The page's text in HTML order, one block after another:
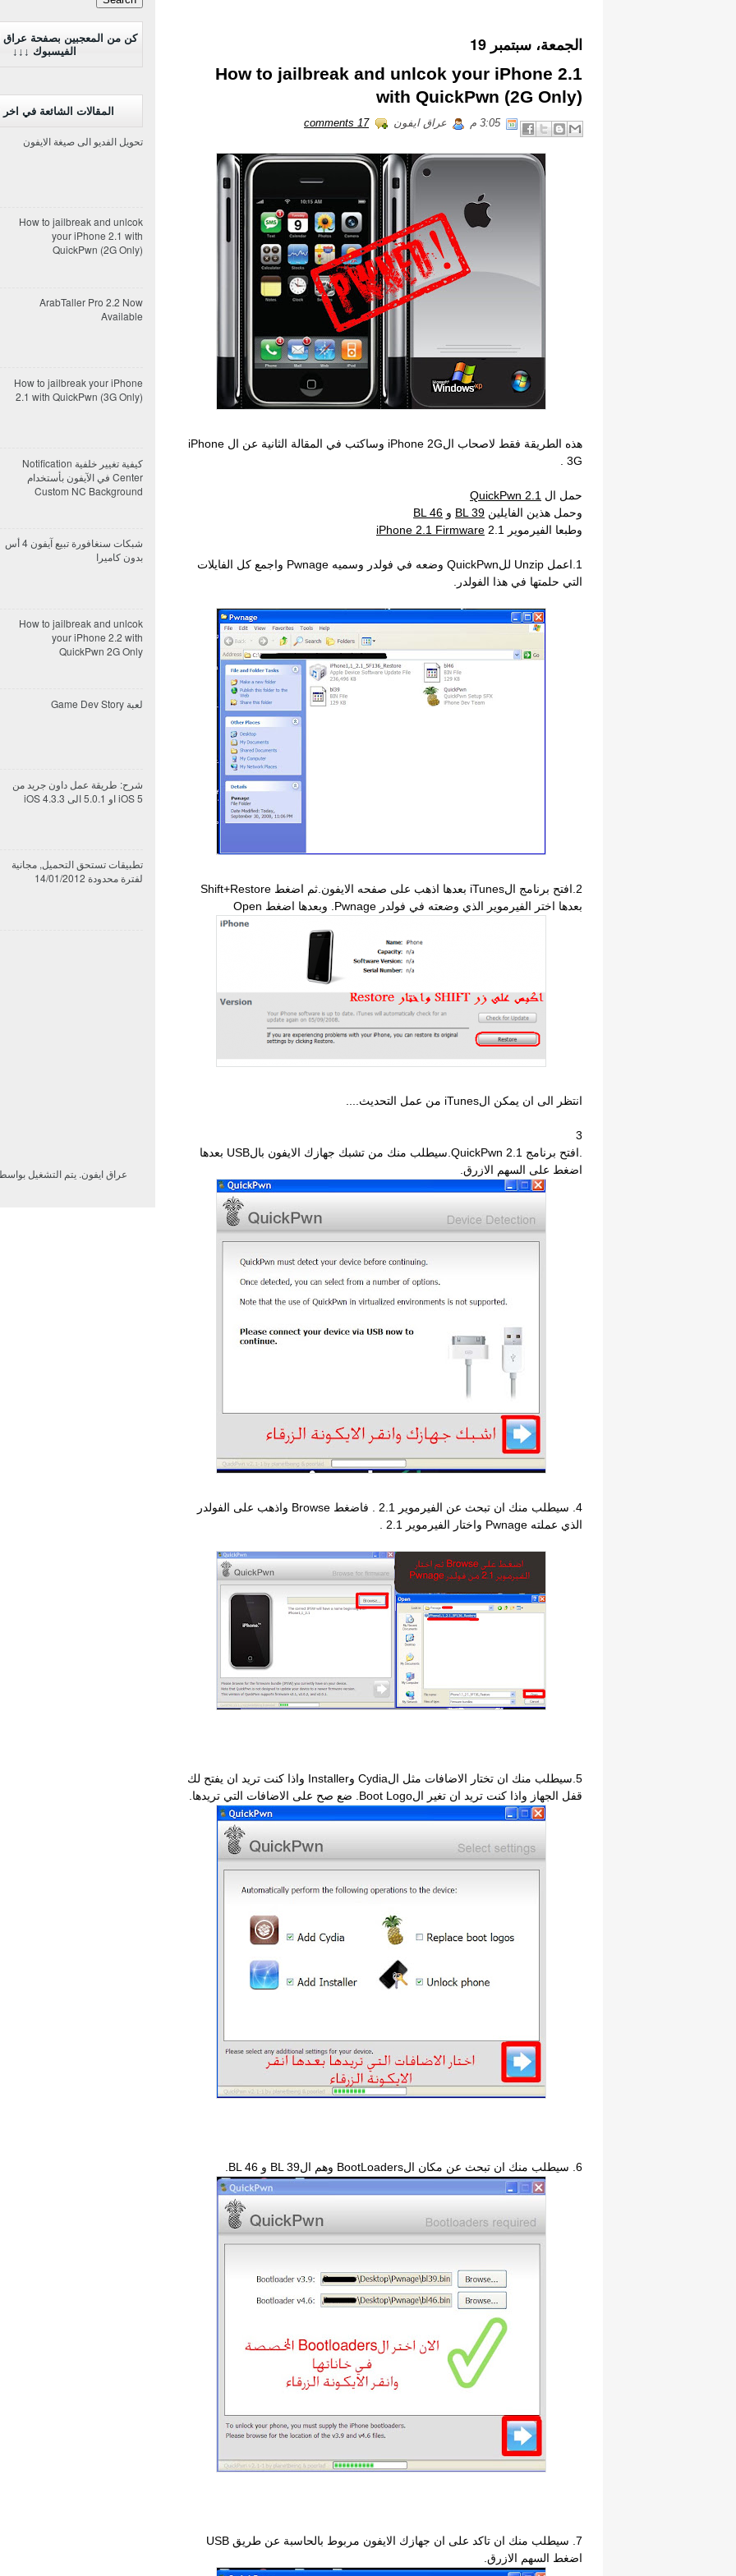
الجمعة، سبتمبر 19
How to jailbreak and unlcok your iPhone 2.1
with QuickPwn (2G Only)
3:05 م عراق ايفون 17 comments
هذه الطريقة فقط لاصحاب الiPhone 2G وساكتب في المقالة الثانية عن ال iPhone
3G .
حمل ال QuickPwn 2.1
وحمل هذين الفايلين BL 39 و BL 46
وطبعا الفيرموير 2.1
iPhone 2.1 Firmware
1.اعمل Unzip للQuickPwn وضعه في فولدر وسميه Pwnage واجمع كل الفايلات
التي حلمتها في هذا الفولدر.
2.افتح برنامج الiTunes بعدها اذهب على صفحه الايفون.ثم اضغط Shift+Restore
بعدها اختر الفيرموير الذي وضعته في فولدر Pwnage. وبعدها اضغط Open
انتظر الى ان يمكن الiTunes من عمل التحديث....
3
.افتح برنامج QuickPwn 2.1.سيطلب منك من تشبك جهازك الايفون بالUSB بعدها
اضغط على السهم الازرق.
4. سيطلب منك ان تبحث عن الفيرموير 2.1 . فاضغط Browse واذهب على الفولدر
الذي عملته Pwnage واختار الفيرموير 2.1 .
5.سيطلب منك ان تختار الاضافات مثل الCydia وInstaller واذا كنت تريد ان يفتح لك
قفل الجهاز واذا كنت تريد ان تغير الBoot Logo. ضع صح على الاضافات التي تريدها.
6. سيطلب منك ان تبحث عن مكان الBootLoaders وهم الBL 39 و BL 46.
7. سيطلب منك ان تاكد على ان جهازك الايفون مربوط بالحاسبة عن طريق USB
اضغط السهم الازرق.
كن من المعجبين بصفحة عراق
الفيسبوك ↓↓↓
المقالات الشائعة في اخر 7 ايام
تحويل الفديو الى صيغة الايفون
How to jailbreak and unlcok
your iPhone 2.1 with
QuickPwn (2G Only)
ArabTaller Pro 2.2 Now
Available
How to jailbreak your iPhone
2.1 with QuickPwn (3G Only)
كيفية تغيير خلفية Notification
Center في الآيفون بأستخدام
Custom NC Background
شبكات سنغافورة تبيع آيفون 4 أس
بدون كاميرا
How to jailbreak and unlcok
your iPhone 2.2 with
QuickPwn 2G Only
لعبة Game Dev Story
شرح: طريقة عمل داون جريد من
iOS 5 او 5.0.1 الى iOS 4.3.3
تطبيقات تستحق التحميل, مجانية
لفترة محدودة 14/01/2012
عراق ايفون. يتم التشغيل